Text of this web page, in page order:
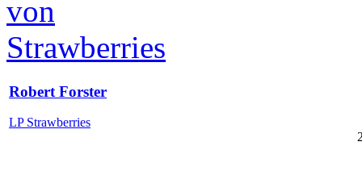
Robert Forster
LP Strawberries